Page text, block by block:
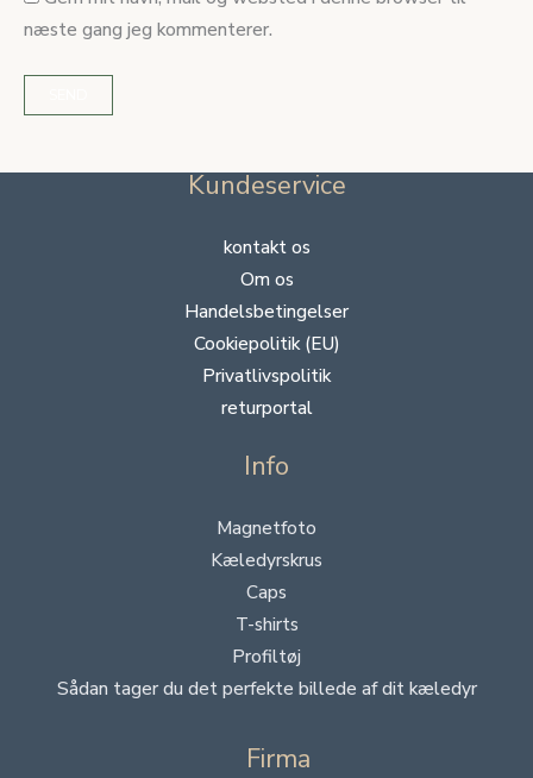
næste gang jeg kommenterer.
Kundeservice
kontakt os
Om os
Handelsbetingelser
Cookiepolitik (EU)
Privatlivspolitik
returportal
Info
Magnetfoto
Kæledyrskrus
Caps
T-shirts
Profiltøj
Sådan tager du det perfekte billede af dit kæledyr
Firma